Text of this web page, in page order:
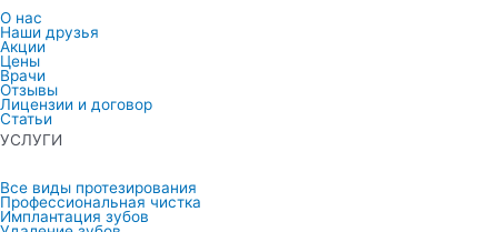
О нас
Наши друзья
Акции
Цены
Врачи
Отзывы
Лицензии и договор
Статьи
УСЛУГИ
Все виды протезирования
Профессиональная чистка
Имплантация зубов